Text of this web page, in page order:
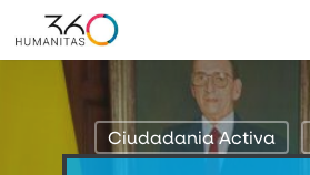
to
content
Ciudadania Activa